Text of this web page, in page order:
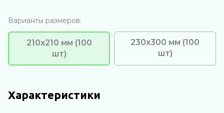
Варианты размеров:
210х210 мм (100
шт)
230х300 мм (100
шт)
Характеристики